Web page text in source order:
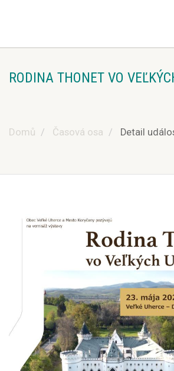
RODINA THONET VO
Domů Časová osa Detail